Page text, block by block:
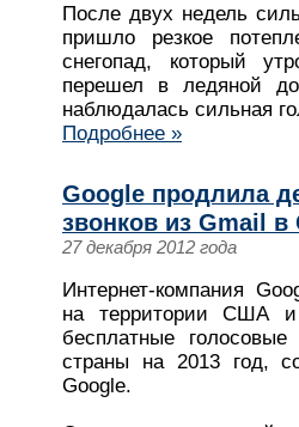
После двух недель
пришло резкое
снегопад, который
перешел в ледяной
наблюдалась сильная
Подробнее »
Google продлила
звонков из Gmail
27 декабря 2012 года
Интернет-компания
на территории США и
бесплатные
страны на 2013 год,
Google.